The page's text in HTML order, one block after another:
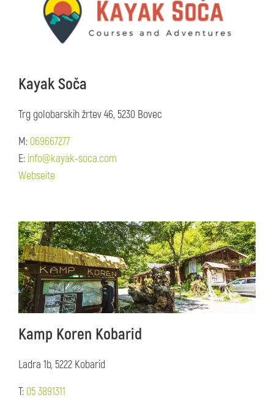
Kayak Soča
Trg golobarskih žrtev 46, 5230 Bovec
M: 069667277
E: info@kayak-soca.com
Webseite
Kamp Koren Kobarid
Ladra 1b, 5222 Kobarid
T: 05 3891311